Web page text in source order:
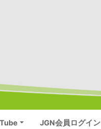
JGN会員ログイン